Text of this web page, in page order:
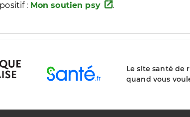
: Mon soutien psy .
Le site santé de
quand vous